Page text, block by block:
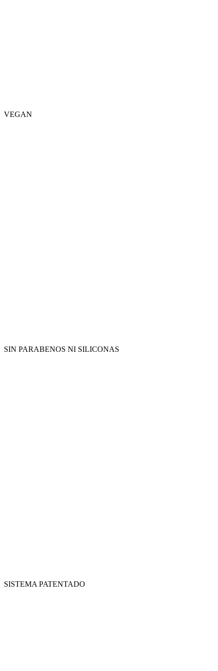
VEGAN
SIN PARABENOS NI SILICONAS
SISTEMA PATENTADO